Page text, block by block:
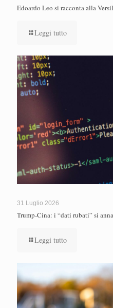
Edoardo Leo si racconta alla
Leggi tutto
31 Luglio 2026
Trump-Cina: i “dati rubati” si
Leggi tutto